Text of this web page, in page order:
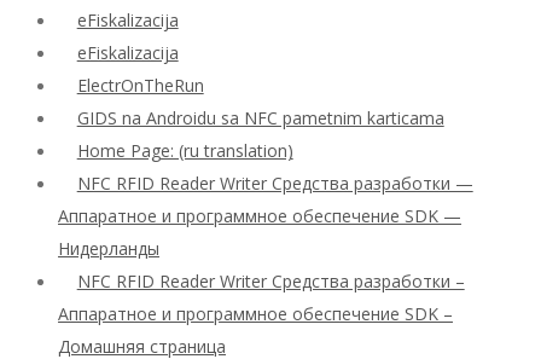
eFiskalizacija
eFiskalizacija
ElectrOnTheRun
GIDS na Androidu sa NFC pametnim karticama
Home Page: (ru translation)
NFC RFID Reader Writer Средства разработки —
Аппаратное и программное обеспечение SDK —
Нидерланды
NFC RFID Reader Writer Средства разработки –
Аппаратное и программное обеспечение SDK –
Домашняя страница